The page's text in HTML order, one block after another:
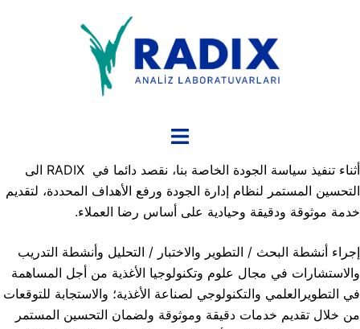
تبديل
أثناء تنفيذ سياسة الجودة الخاصة بنا، نقصد دائما في RADIX الى
التحسين المستمر لنظام إدارة الجودة ورفع الأهداف المحددة، لتقديم
خدمة موثوقة ودقيقة وحيادية على أساس رضا العملاء.
إجراء أنشطة البحث / التطوير والاختبار / التحليل وأنشطة التدريب
والاستشارات في مجال علوم وتكنولوجيا الأغذية من أجل المساهمة
في التطويرالعلمي والتكنولوجي لصناعة الأغذية؛ والاستجابة للتوقعات
من خلال تقديم خدمات دقيقة وموثوقة ولضمان التحسين المستمر